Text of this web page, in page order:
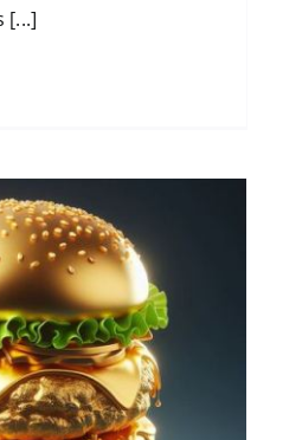
[...]